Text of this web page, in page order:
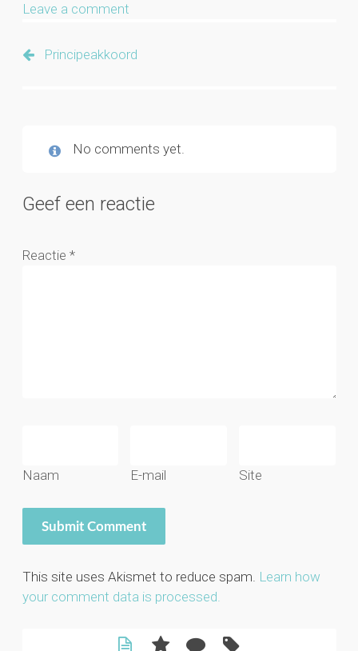
Leave a comment
Principeakkoord
No comments yet.
Geef een reactie
Reactie *
Naam E-mail Site
This site uses Akismet to reduce spam. Learn how
your comment data is processed.